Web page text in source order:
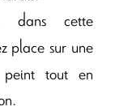
cette
place sur une
tout en